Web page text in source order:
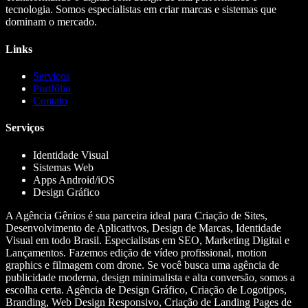
tecnologia. Somos especialistas em criar marcas e sistemas que
dominam o mercado.
Links
Serviços
Portfólio
Contato
Serviços
Identidade Visual
Sistemas Web
Apps Android/iOS
Design Gráfico
A Agência Gênios é sua parceira ideal para Criação de Sites,
Desenvolvimento de Aplicativos, Design de Marcas, Identidade
Visual em todo Brasil. Especialistas em SEO, Marketing Digital e
Lançamentos. Fazemos edição de vídeo profissional, motion
graphics e filmagem com drone. Se você busca uma agência de
publicidade moderna, design minimalista e alta conversão, somos a
escolha certa. Agência de Design Gráfico, Criação de Logotipos,
Branding, Web Design Responsivo, Criação de Landing Pages de